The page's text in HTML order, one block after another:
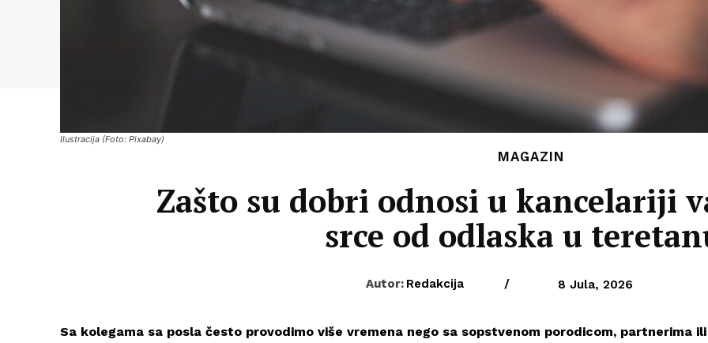
Ilustracija (Foto: Pixabay)
MAGAZIN
Zašto su dobri odnosi u kancelariji
srce od odlaska u
Autor: Redakcija / 8 Jula, 2026
Sa kolegama sa posla često provodimo više vremena nego sa sopstvenom porodicom, partnerima ili